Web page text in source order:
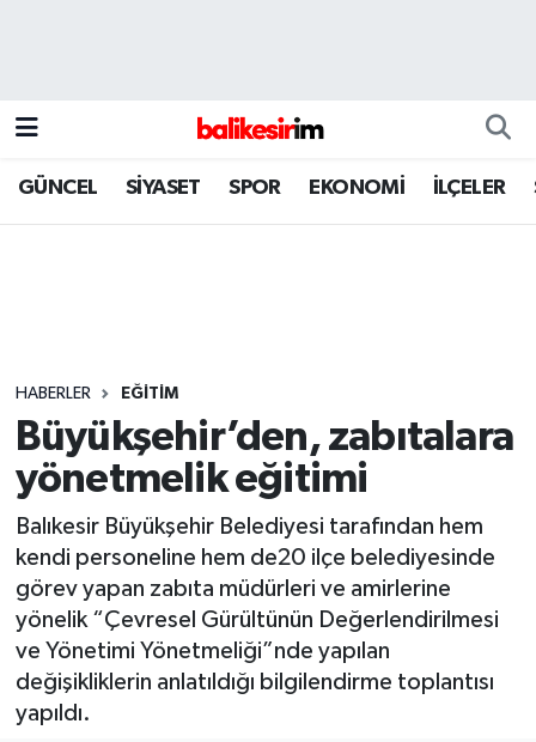
GÜNCEL SİYASET SPOR EKONOMİ İLÇELER
HABERLER EĞİTİM
Büyükşehir’den, zabıtalara
yönetmelik eğitimi
Balıkesir Büyükşehir Belediyesi tarafından hem
kendi personeline hem de20 ilçe belediyesinde
görev yapan zabıta müdürleri ve amirlerine
yönelik “Çevresel Gürültünün Değerlendirilmesi
ve Yönetimi Yönetmeliği”nde yapılan
değişikliklerin anlatıldığı bilgilendirme toplantısı
yapıldı.